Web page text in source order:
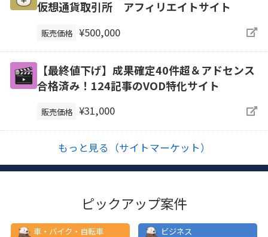
仮想通貨取引所 アフィリエイトサイト
販売価格 ¥500,000
【最終値下げ】成果確定40件超＆アドセンス
合格済み！124記事のVOD特化サイト
販売価格 ¥31,000
もっと見る（サイトマーケット）
ピックアップ案件
車・バイク・自転車
ビジネス